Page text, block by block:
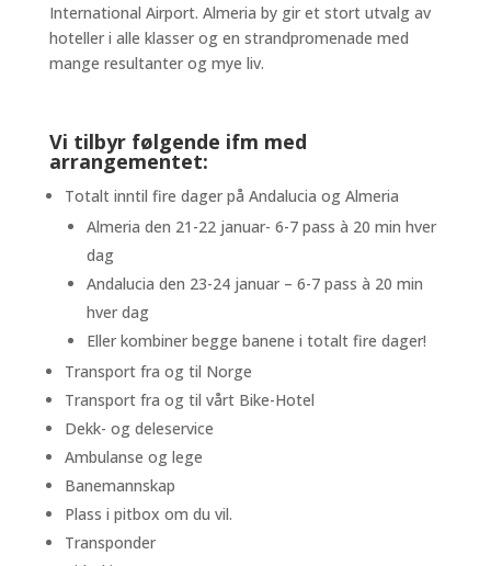
International Airport. Almeria by gir et stort utvalg av
hoteller i alle klasser og en strandpromenade med
mange resultanter og mye liv.
Vi tilbyr følgende ifm med
arrangementet:
Totalt inntil fire dager på Andalucia og Almeria
Almeria den 21-22 januar- 6-7 pass à 20 min hver
dag
Andalucia den 23-24 januar – 6-7 pass à 20 min
hver dag
Eller kombiner begge banene i totalt fire dager!
Transport fra og til Norge
Transport fra og til vårt Bike-Hotel
Dekk- og deleservice
Ambulanse og lege
Banemannskap
Plass i pitbox om du vil.
Transponder